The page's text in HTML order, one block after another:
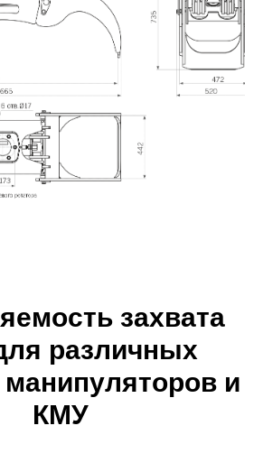
захвата
различных
и
КМУ